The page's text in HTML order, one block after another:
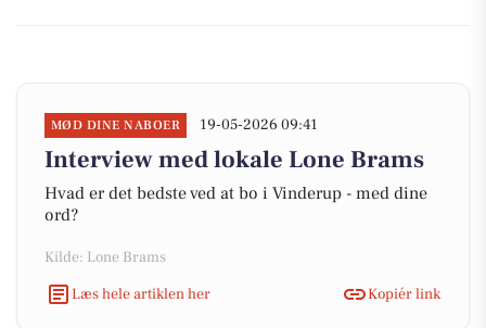
MØD DINE NABOER 19-05-2026 09:41
Interview med lokale Lone Brams
Hvad er det bedste ved at bo i Vinderup - med dine
ord?
Kilde: Lone Brams
Læs hele artiklen her
Kopiér link